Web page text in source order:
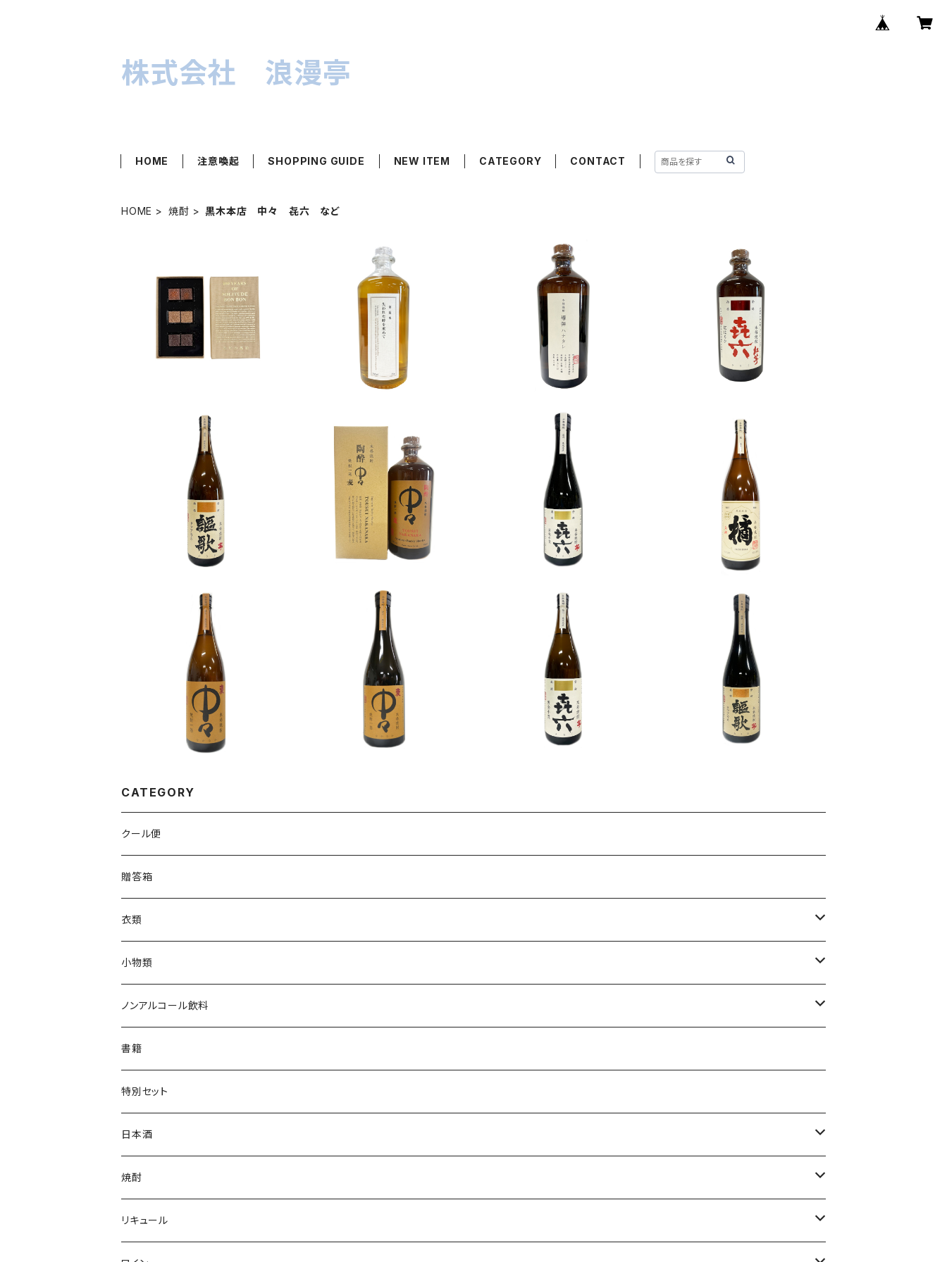
株式会社 浪漫亭
HOME 注意喚起 SHOPPING GUIDE NEW ITEM CATEGORY CONTACT
HOME 焼酎 黒木本店 中々 㐂六 など
百年の孤独 チョコレートボン
ボン 6個入り
¥3,520
SOLD OUT
失われた時を求めて 第二篇 栗
35° 700ml
¥4,950
SOLD OUT
爆弾ハナタレ 芋焼酎 40
度 700ml
¥4,400
SOLD OUT
㐂六 紅芋 芋焼酎 37度 7
00ml
¥3,410
SOLD OUT
謳歌 芋焼酎 25度 1800m
l
¥3,476
陶酔中々 麦焼酎 35度 70
¥2,717
㐂六 芋焼酎 25度 720ml
¥1,419
橘 芋焼酎 25度 1800ml
¥2,552
中々 麦焼酎 25度 1800m
l
¥2,838
中々 麦焼酎 25度 720ml
¥1,419
㐂六 芋焼酎 25度 1800m
l
¥2,838
謳歌 芋焼酎 25度 720ml
¥1,749
CATEGORY
クール便
贈答箱
衣類
Tシャツ
ジャンパー
帽子・ニット帽
タオル・トートバッグ
小物類
枡
絵馬
キーホルダー
ミニゼッケン
ノンアルコール飲料
水
サイダー
甘酒
天然炭酸水
書籍
特別セット
日本酒
シェフヒロ×市野屋
浪漫亭企画商品
焼酎
ｻｸﾗｵﾌﾞﾙﾜﾘｰ ダルマ焼酎
リキュール